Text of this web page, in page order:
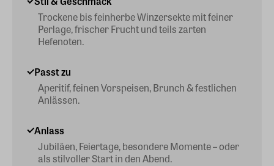
Trockene bis feinherbe Winzersekte mit feiner
Perlage, frischer Frucht und teils zarten
Hefenoten.
Passt zu
Aperitif, feinen Vorspeisen, Brunch & festlichen
Anlässen.
Anlass
Jubiläen, Feiertage, besondere Momente – oder
als stilvoller Start in den Abend.